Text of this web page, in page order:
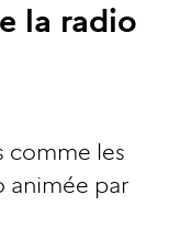
e la radio
comme les
animée par